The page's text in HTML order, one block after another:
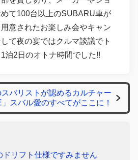
て100台以上のSUBARU車が
意されたお楽しみ会やキャン
て夜の宴ではクルマ談議でト
泊2日のオトナ時間でした!!
バリストが認めるカルチャー
」スバル愛のすべてがここに！
ドリフト仕様ですみません